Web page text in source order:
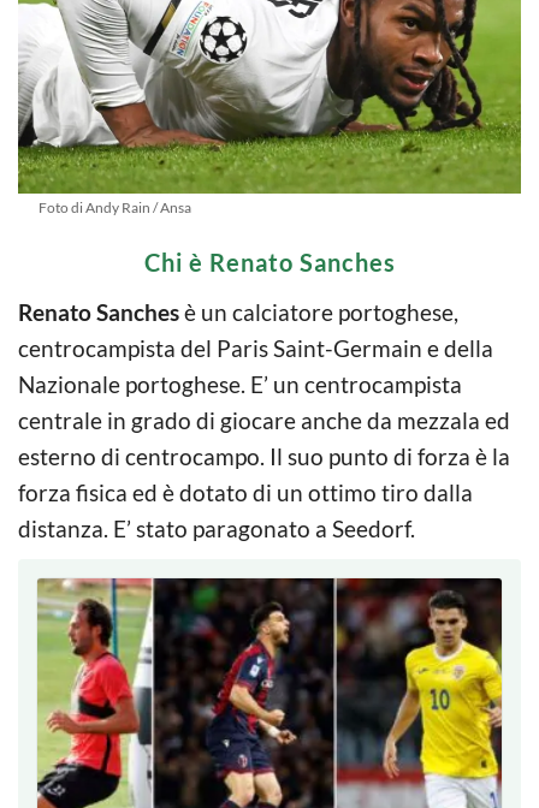
Foto di Andy Rain / Ansa
Chi è Renato Sanches
Renato Sanchesè un calciatore portoghese,
centrocampista del Paris Saint-Germain e della
Nazionale portoghese. E’ un centrocampista
centrale in grado di giocare anche da mezzala ed
esterno di centrocampo. Il suo punto di forza è la
forza fisica ed è dotato di un ottimo tiro dalla
distanza. E’ stato paragonato a Seedorf.